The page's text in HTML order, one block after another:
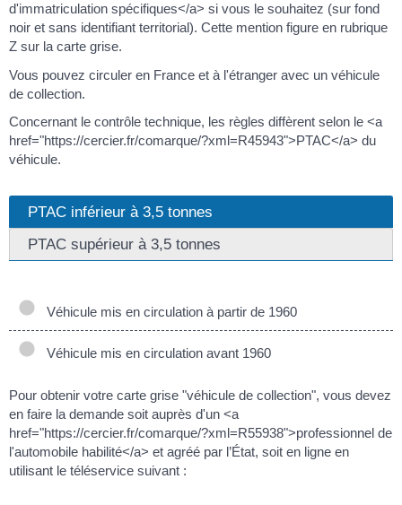
d'immatriculation spécifiques</a> si vous le souhaitez (sur fond
noir et sans identifiant territorial). Cette mention figure en rubrique
Z sur la carte grise.
Vous pouvez circuler en France et à l'étranger avec un véhicule
de collection.
Concernant le contrôle technique, les règles diffèrent selon le <a
href="https://cercier.fr/comarque/?xml=R45943">PTAC</a> du
véhicule.
PTAC inférieur à 3,5 tonnes
PTAC supérieur à 3,5 tonnes
Véhicule mis en circulation à partir de 1960
Véhicule mis en circulation avant 1960
Pour obtenir votre carte grise "véhicule de collection", vous devez
en faire la demande soit auprès d'un <a
href="https://cercier.fr/comarque/?xml=R55938">professionnel de
l'automobile habilité</a> et agréé par l’État, soit en ligne en
utilisant le téléservice suivant :